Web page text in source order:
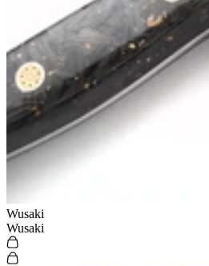
Wusaki
Wusaki